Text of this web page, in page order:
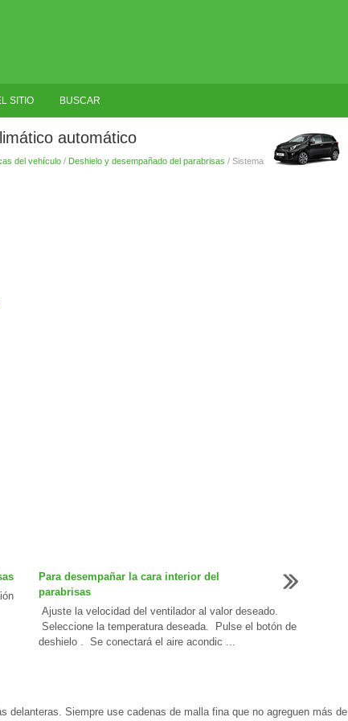
SITIO BUSCAR
automático
del vehículo/ Deshielo y desempañado del parabrisas / Sistema
Para desempañar la cara interior del
parabrisas
Ajuste la velocidad del ventilador al valor deseado.
Seleccione la temperatura deseada. Pulse el botón de
deshielo . Se conectará el aire acondic ...
delanteras. Siempre use cadenas de malla fina que no agreguen más de